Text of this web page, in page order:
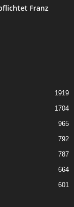
Franz
1919
1704
965
792
787
664
601